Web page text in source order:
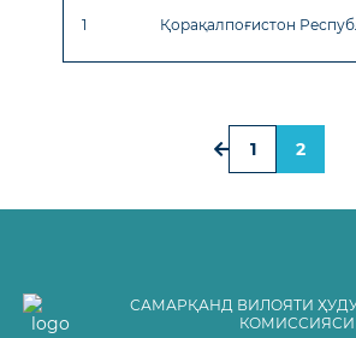
1 Қорақалпоғистон
1 2
САМАРҚАНД ВИЛОЯТИ
КОМИССИЯСИ